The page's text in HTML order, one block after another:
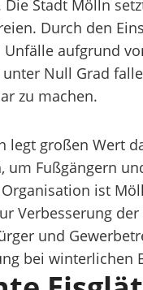
Die Stadt Mölln
Durch den
aufgrund
Null Grad
zu machen.
legt großen Wert
um Fußgängern
ist
Verbesserung
und
bei winterlichen